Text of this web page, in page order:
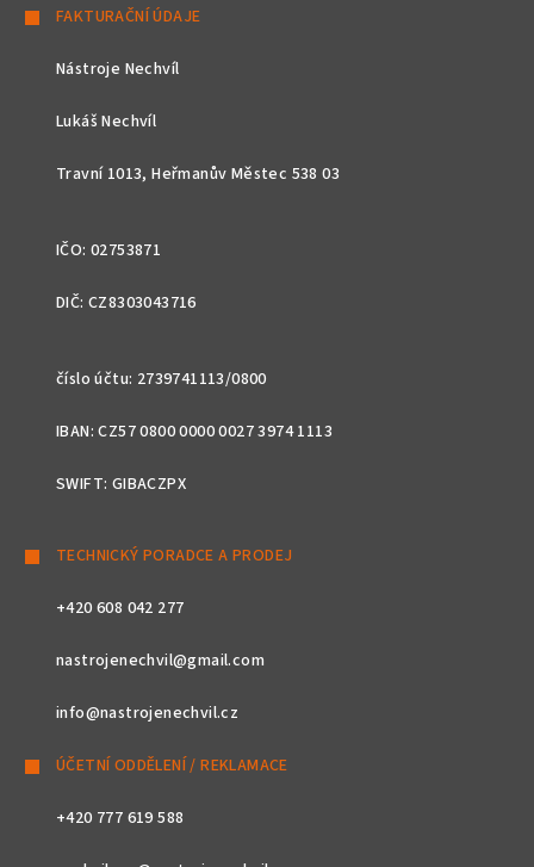
FAKTURAČNÍ ÚDAJE
Nástroje Nechvíl
Lukáš Nechvíl
Travní 1013, Heřmanův Městec 538 03
IČO: 02753871
DIČ: CZ8303043716
číslo účtu: 2739741113/0800
IBAN: CZ57 0800 0000 0027 3974 1113
SWIFT: GIBACZPX
TECHNICKÝ PORADCE A PRODEJ
+420 608 042 277
nastrojenechvil@gmail.com
info@nastrojenechvil.cz
ÚČETNÍ ODDĚLENÍ / REKLAMACE
+420 777 619 588